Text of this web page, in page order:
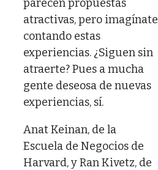
parecen propuestas
atractivas, pero imagínate
contando estas
experiencias. ¿Siguen sin
atraerte? Pues a mucha
gente deseosa de nuevas
experiencias, sí.
Anat Keinan, de la
Escuela de Negocios de
Harvard, y Ran Kivetz, de